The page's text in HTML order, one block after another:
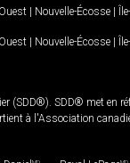
| Nouvelle-Écosse |
| Nouvelle-Écosse |
(SDD®). SDD® met en
à l'Association
MD MD